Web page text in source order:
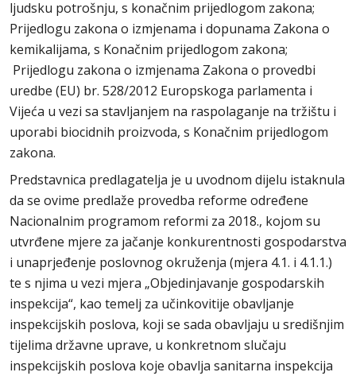
ljudsku potrošnju, s konačnim prijedlogom zakona;
Prijedlogu zakona o izmjenama i dopunama Zakona o
kemikalijama, s Konačnim prijedlogom zakona;
Prijedlogu zakona o izmjenama Zakona o provedbi
uredbe (EU) br. 528/2012 Europskoga parlamenta i
Vijeća u vezi sa stavljanjem na raspolaganje na tržištu i
uporabi biocidnih proizvoda, s Konačnim prijedlogom
zakona.
Predstavnica predlagatelja je u uvodnom dijelu istaknula
da se ovime predlaže provedba reforme određene
Nacionalnim programom reformi za 2018., kojom su
utvrđene mjere za jačanje konkurentnosti gospodarstva
i unaprjeđenje poslovnog okruženja (mjera 4.1. i 4.1.1.)
te s njima u vezi mjera „Objedinjavanje gospodarskih
inspekcija“, kao temelj za učinkovitije obavljanje
inspekcijskih poslova, koji se sada obavljaju u središnjim
tijelima državne uprave, u konkretnom slučaju
inspekcijskih poslova koje obavlja sanitarna inspekcija